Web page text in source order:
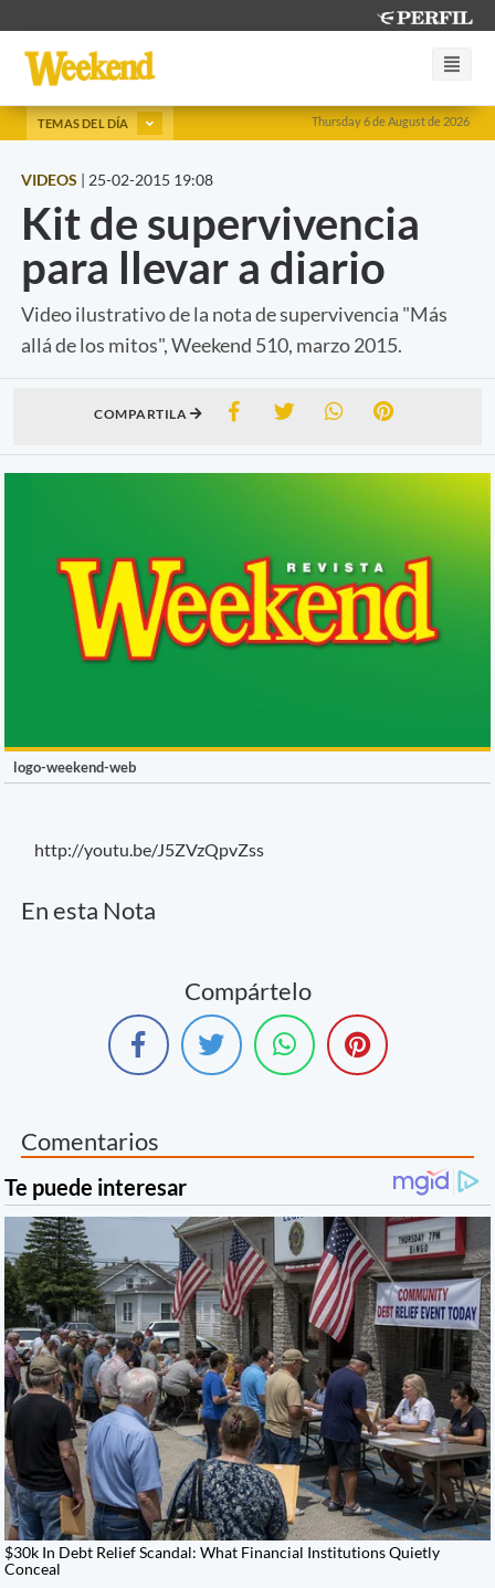
Thursday 6 de August de 2026
TEMAS DEL DÍA
VIDEOS | 25-02-2015 19:08
Kit de supervivencia
para llevar a diario
Video ilustrativo de la nota de supervivencia "Más
allá de los mitos", Weekend 510, marzo 2015.
COMPARTILA
logo-weekend-web
http://youtu.be/J5ZVzQpvZss
En esta Nota
Compártelo
Comentarios